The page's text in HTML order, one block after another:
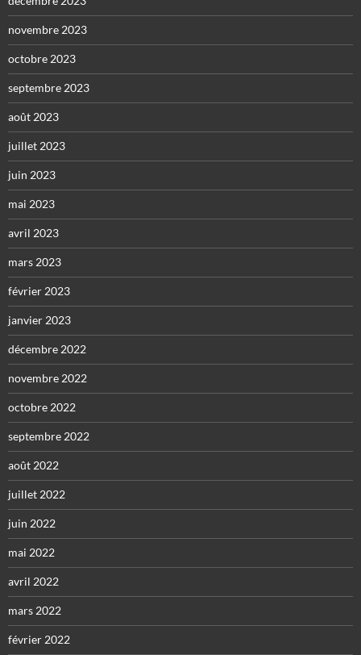
novembre 2023
octobre 2023
septembre 2023
août 2023
juillet 2023
juin 2023
mai 2023
avril 2023
mars 2023
février 2023
janvier 2023
décembre 2022
novembre 2022
octobre 2022
septembre 2022
août 2022
juillet 2022
juin 2022
mai 2022
avril 2022
mars 2022
février 2022